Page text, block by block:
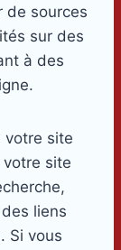
de sources
sur des
à des
votre site
site
liens
Si vous